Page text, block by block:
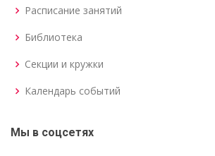
Расписание занятий
Библиотека
Секции и кружки
Календарь событий
Мы в соцсетях